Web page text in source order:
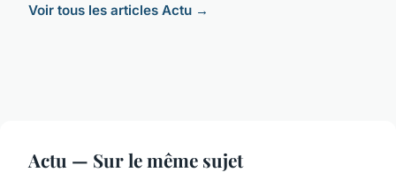
Voir tous les articles Actu →
Actu — Sur le même sujet